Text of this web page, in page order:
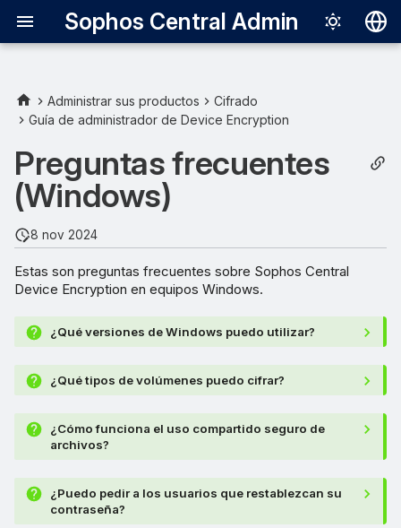
Sophos Central Admin
Français
中文（繁體）
Administrar sus productos
Cifrado
Guía de administrador de Device Encryption
Preguntas frecuentes
(Windows)
8 nov 2024
Estas son preguntas frecuentes sobre Sophos Central
Device Encryption en equipos Windows.
¿Qué versiones de Windows puedo utilizar?
¿Qué tipos de volúmenes puedo cifrar?
¿Cómo funciona el uso compartido seguro de
archivos?
¿Puedo pedir a los usuarios que restablezcan su
contraseña?